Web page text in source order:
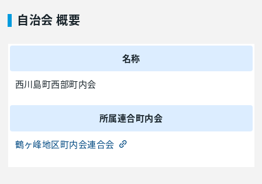
自治会 概要
名称
西川島町西部町内会
所属連合町内会
鶴ヶ峰地区町内会連合会